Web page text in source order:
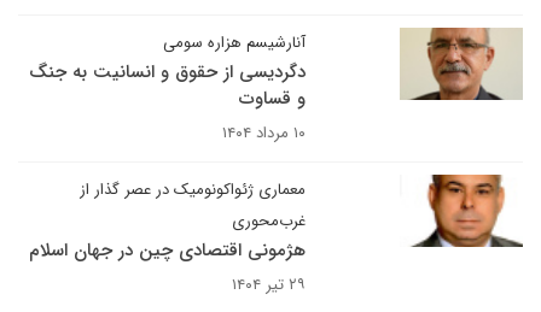
آنارشیسم هزاره سومی
دگردیسی از حقوق و انسانیت به جنگ
و قساوت
۱۰ مرداد ۱۴۰۴
معماری ژئواکونومیک در عصر گذار از
غرب‌محوری
هژمونی اقتصادی چین در جهان اسلام
۲۹ تیر ۱۴۰۴